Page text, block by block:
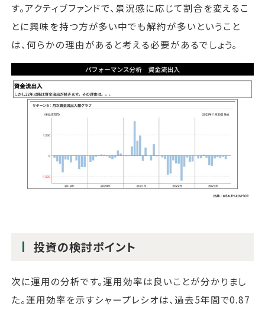
す。アクティブファンドで、景況感に応じて割合を変えるこ
とに興味を持つ方が多い中でも解約が多いということ
は、何らかの理由があると考える必要があるでしょう。
投資の検討ポイント
次に運用の分析です。運用効率は良いことが分かりまし
た。運用効率を示すシャープレシオは、過去5年間で0.87